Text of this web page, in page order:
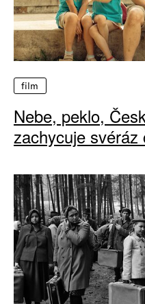
film
Nebe, peklo,
zachycuje